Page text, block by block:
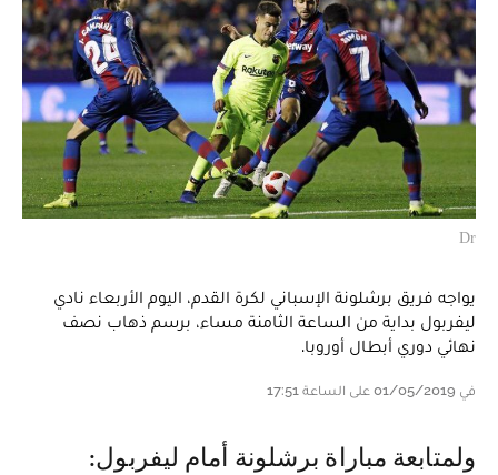
Dr
يواجه فريق برشلونة الإسباني لكرة القدم، اليوم الأربعاء نادي
ليفربول بداية من الساعة الثامنة مساء، برسم ذهاب نصف
نهائي دوري أبطال أوروبا.
في 01/05/2019 على الساعة 17:51
ولمتابعة مباراة برشلونة أمام ليفربول: